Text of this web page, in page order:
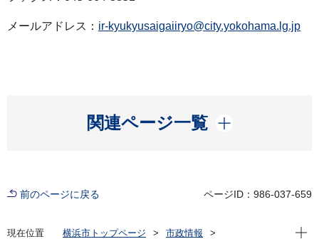
メールアドレス： ir-kyukyusaigaiiryo@city.yokohama.lg.jp
関連ページ一覧
開く
前のページに戻る ページID：986-037-659
現在位置 横浜市トップページ
市政情報
現在